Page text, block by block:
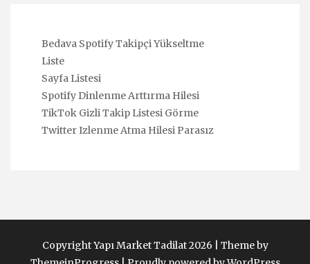
Bedava Spotify Takipçi Yükseltme
Liste
Sayfa Listesi
Spotify Dinlenme Arttırma Hilesi
TikTok Gizli Takip Listesi Görme
Twitter Izlenme Atma Hilesi Parasız
Copyright Yapı Market Tadilat 2026 | Theme by